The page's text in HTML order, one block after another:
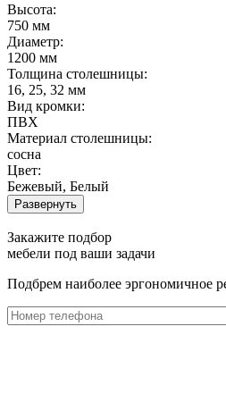
Высота:
750 мм
Диаметр:
1200 мм
Толщина столешницы:
16, 25, 32 мм
Вид кромки:
ПВХ
Материал столешницы:
сосна
Цвет:
Бежевый, Белый
Развернуть
Закажите подбор
мебели под ваши задачи
Подбрем наиболее эргономичное